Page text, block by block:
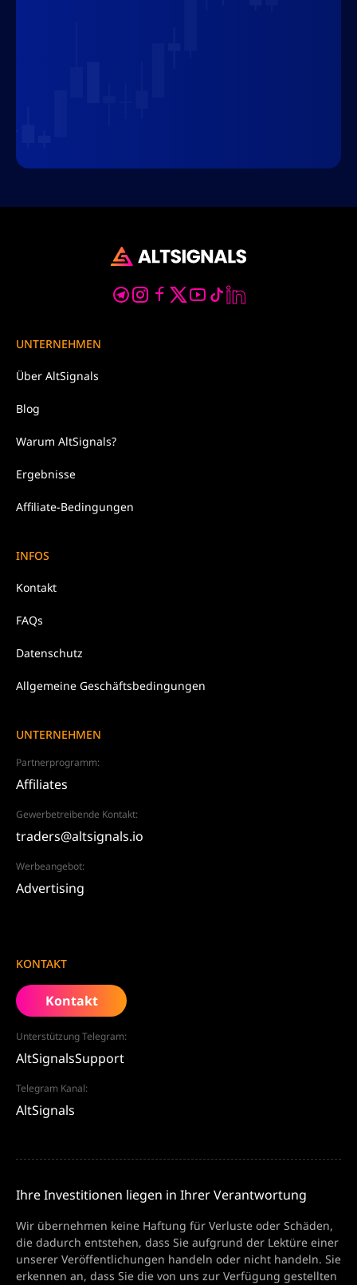
UNTERNEHMEN
Über AltSignals
Blog
Warum AltSignals?
Ergebnisse
Affiliate-Bedingungen
INFOS
Kontakt
FAQs
Datenschutz
Allgemeine Geschäftsbedingungen
UNTERNEHMEN
Partnerprogramm:
Affiliates
Gewerbetreibende Kontakt:
traders@altsignals.io
Werbeangebot:
Advertising
KONTAKT
Kontakt
Unterstützung Telegram:
AltSignalsSupport
Telegram Kanal:
AltSignals
Ihre Investitionen liegen in Ihrer Verantwortung
Wir übernehmen keine Haftung für Verluste oder Schäden,
die dadurch entstehen, dass Sie aufgrund der Lektüre einer
unserer Veröffentlichungen handeln oder nicht handeln. Sie
erkennen an, dass Sie die von uns zur Verfügung gestellten